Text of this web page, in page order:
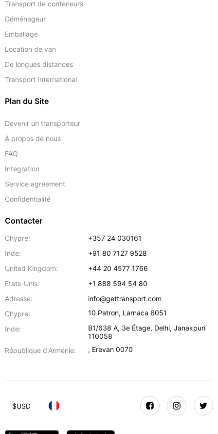
Transport de conteneurs
Déménageur
Emballage
Location de van
De longues distances
Transport International
Plan du Site
Devenir un transporteur
À propos de nous
FAQ
Integration
Service agreement
Confidentialité
Contacter
Chypre:
+357 24 030161
Inde:
+91 80 7127 9528
United Kingdom:
+44 20 4577 1766
Etats-Unis:
+1 888 594 54 80
Adresse:
info@gettransport.com
Chypre:
10 Patron, Larnaca 6051
Inde:
B1/638 A, 3e Étage, Delhi,Janakpuri
110058
République d'Arménie:
, Erevan 0070
$USD